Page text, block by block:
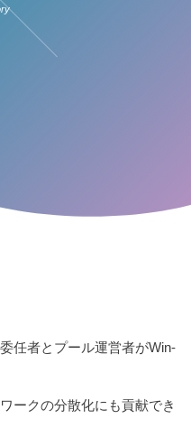
任者とプール運営者がWin-
ークの分散化にも貢献でき